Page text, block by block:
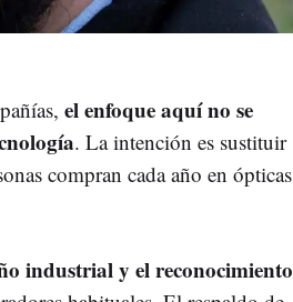
el enfoque aquí no se
. La intención es sustituir
compran cada año en ópticas
industrial y el reconocimiento